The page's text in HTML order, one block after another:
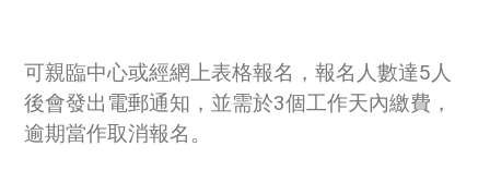
可親臨中心或經網上表格報名，報名人數達5人
後會發出電郵通知，並需於3個工作天內繳費，
逾期當作取消報名。